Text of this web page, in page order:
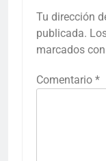
Tu dirección
publicada.
marcados con
Comentario *